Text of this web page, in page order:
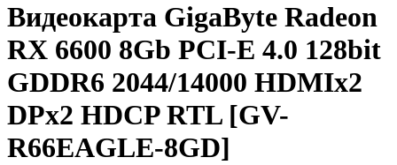
Видеокарта GigaByte Radeon
RX 6600 8Gb PCI-E 4.0 128bit
GDDR6 2044/14000 HDMIx2
DPx2 HDCP RTL [GV-
R66EAGLE-8GD]